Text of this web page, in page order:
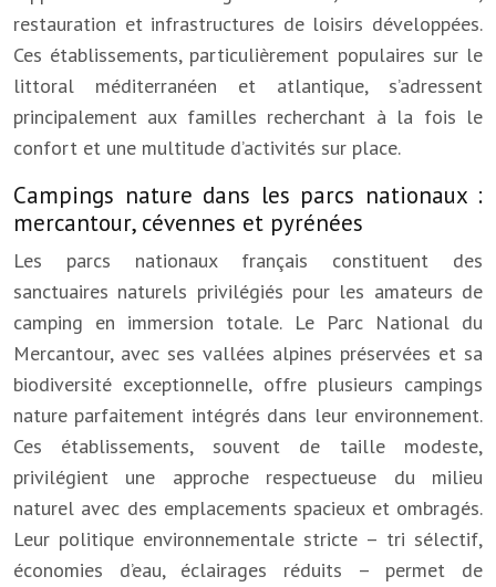
restauration et infrastructures de loisirs développées.
Ces établissements, particulièrement populaires sur le
littoral méditerranéen et atlantique, s’adressent
principalement aux familles recherchant à la fois le
confort et une multitude d’activités sur place.
Campings nature dans les parcs nationaux :
mercantour, cévennes et pyrénées
Les parcs nationaux français constituent des
sanctuaires naturels privilégiés pour les amateurs de
camping en immersion totale. Le Parc National du
Mercantour, avec ses vallées alpines préservées et sa
biodiversité exceptionnelle, offre plusieurs campings
nature parfaitement intégrés dans leur environnement.
Ces établissements, souvent de taille modeste,
privilégient une approche respectueuse du milieu
naturel avec des emplacements spacieux et ombragés.
Leur politique environnementale stricte – tri sélectif,
économies d’eau, éclairages réduits – permet de